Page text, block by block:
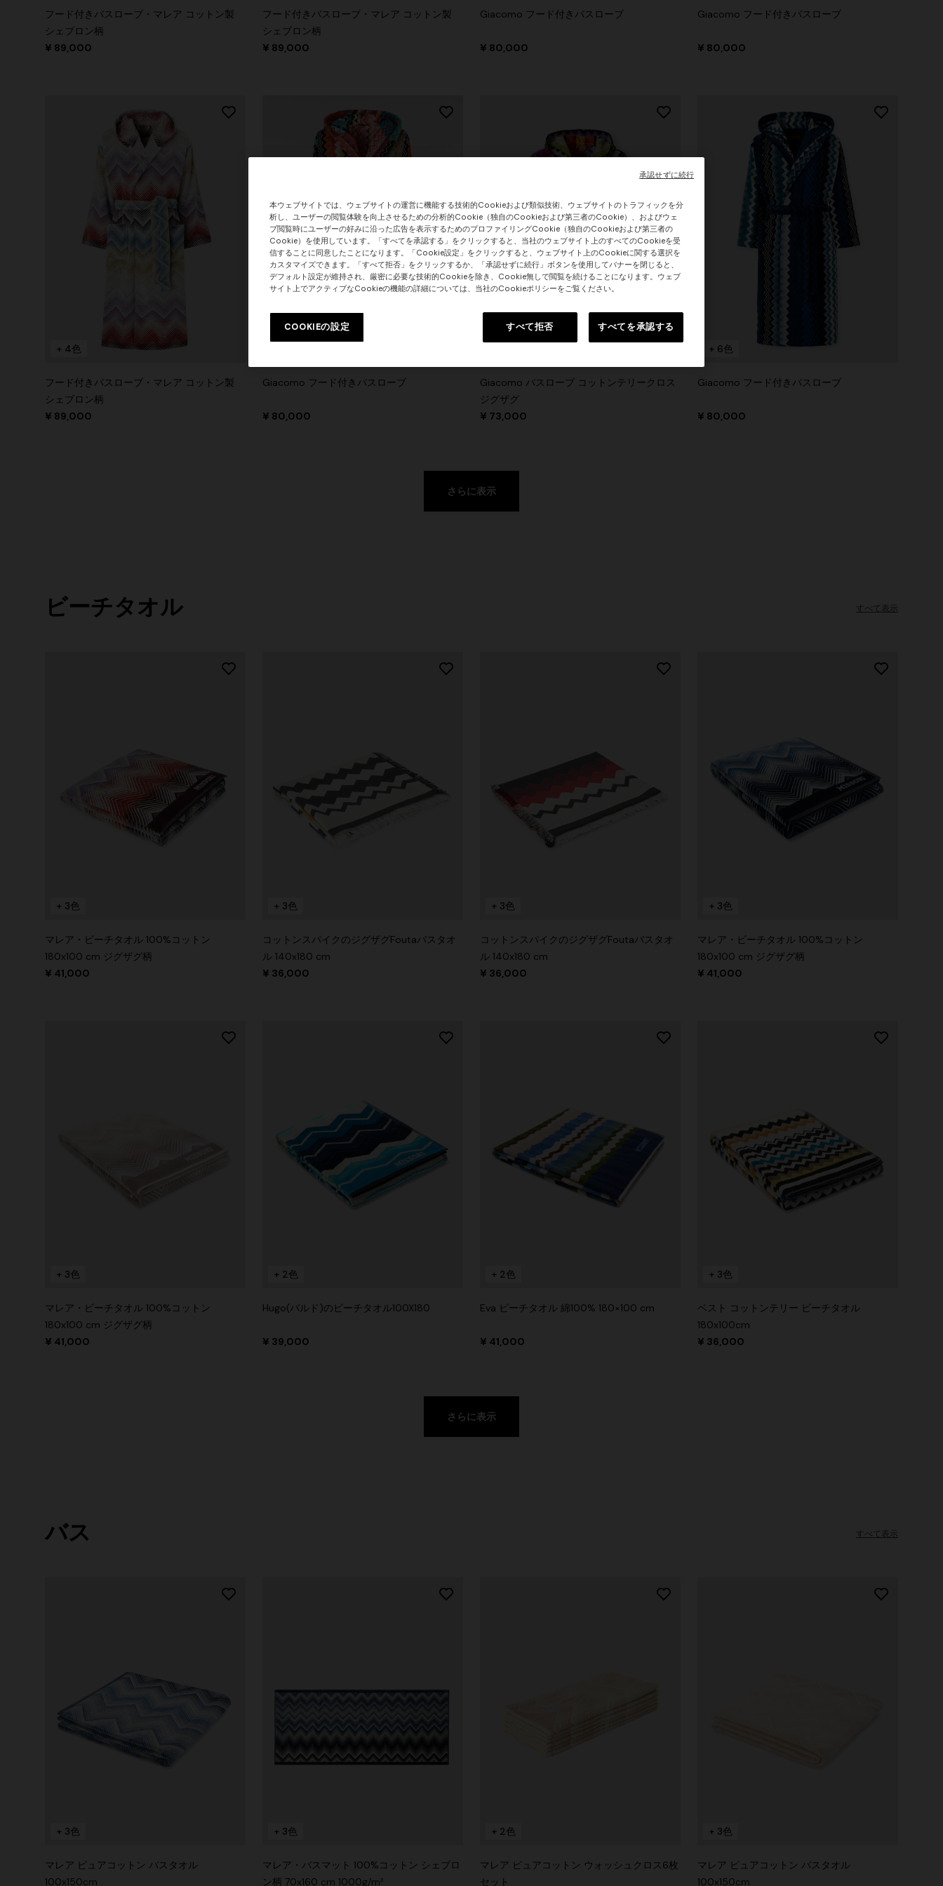
フード付きバスローブ・マレア コットン製
シェブロン柄
¥ 89,000
フード付きバスローブ・マレア コットン製
シェブロン柄
¥ 89,000
Giacomo フード付きバスローブ
¥ 80,000
Giacomo フード付きバスローブ
¥ 80,000
+ 4色
フード付きバスローブ・マレア コットン製
シェブロン柄
¥ 89,000
Giacomo フード付きバスローブ
¥ 80,000
Giacomo バスローブ コットンテリークロス
ジグザグ
¥ 73,000
+ 6色
Giacomo フード付きバスローブ
¥ 80,000
さらに表示
ビーチタオル すべて表示
+ 3色
マレア・ビーチタオル 100%コットン
180x100 cm ジグザグ柄
¥ 41,000
+ 3色
コットンスパイクのジグザグFoutaバスタオ
ル 140x180 cm
¥ 36,000
+ 3色
コットンスパイクのジグザグFoutaバスタオ
ル 140x180 cm
¥ 36,000
+ 3色
マレア・ビーチタオル 100%コットン
180x100 cm ジグザグ柄
¥ 41,000
+ 3色
マレア・ビーチタオル 100%コットン
180x100 cm ジグザグ柄
¥ 41,000
+ 2色
Hugo(バルド)のビーチタオル100X180
¥ 39,000
+ 2色
Eva ビーチタオル 綿100% 180×100 cm
¥ 41,000
+ 3色
ベスト コットンテリー ビーチタオル
180x100cm
¥ 36,000
さらに表示
バス すべて表示
+ 3色
マレア ピュアコットン バスタオル
100x150cm
+ 3色
マレア・バスマット 100%コットン シェブロ
ン柄 70x160 cm 1000g/m²
+ 2色
マレア ピュアコットン ウォッシュクロス6枚
セット
+ 3色
マレア ピュアコットン バスタオル
100x150cm
本ウェブサイトでは、ウェブサイトの運営に機能する技術的Cookieおよび類似技術、ウェブサイトのトラフィックを分
析し、ユーザーの閲覧体験を向上させるための分析的Cookie（独自のCookieおよび第三者のCookie）、およびウェ
ブ閲覧時にユーザーの好みに沿った広告を表示するためのプロファイリングCookie（独自のCookieおよび第三者の
Cookie）を使用しています。「すべてを承認する」をクリックすると、当社のウェブサイト上のすべてのCookieを受
信することに同意したことになります。「Cookie設定」をクリックすると、ウェブサイト上のCookieに関する選択を
カスタマイズできます。「すべて拒否」をクリックするか、「承認せずに続行」ボタンを使用してバナーを閉じると、
デフォルト設定が維持され、厳密に必要な技術的Cookieを除き、Cookie無しで閲覧を続けることになります。ウェブ
サイト上でアクティブなCookieの機能の詳細については、当社のCookieポリシーをご覧ください。
COOKIEの設定 すべて拒否 すべてを承認する
承認せずに続行